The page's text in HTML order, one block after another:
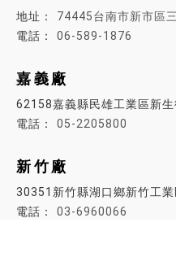
74445台南市新市區
06-589-1876
嘉義廠
62158嘉義縣民雄工業區新
05-2205800
新竹廠
30351新竹縣湖口鄉新竹工
03-6960066